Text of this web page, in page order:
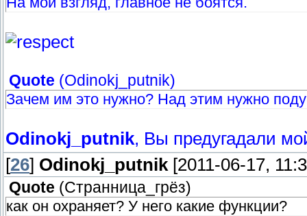
Quote (Odinokj_putnik)
Зачем им это нужно? Над этим нужно
Odinokj_putnik, Вы предугадали
[26] Odinokj_putnik [2011-06-17,
Quote (Странница_грёз)
как он охраняет? У него какие функции?